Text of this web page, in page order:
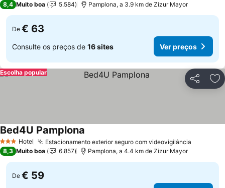
8,4 Muito boa 5.584 Pamplona, a 3.9 km de Zizur Mayor
De € 63
Consulte os preços de 16 sites Ver preços
Partilhar
Escolha popular
3 EstrelasHotel Estacionamento exterior seguro com videovigilância
Bed4U Pamplona
8,3 Muito boa 6.857 Pamplona, a 4.4 km de Zizur Mayor
De € 59